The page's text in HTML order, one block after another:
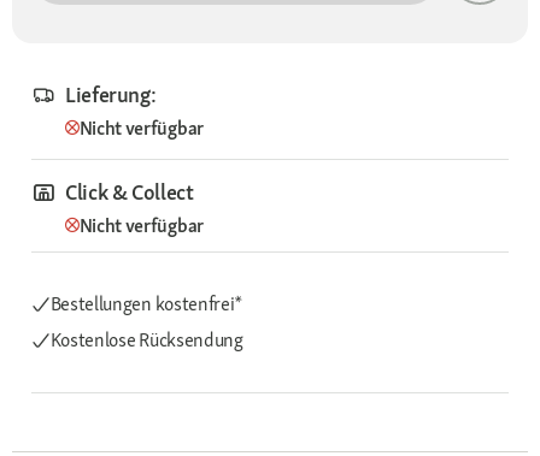
Lieferung:
Nicht verfügbar
Click & Collect
Nicht verfügbar
Bestellungen kostenfrei*
Kostenlose Rücksendung